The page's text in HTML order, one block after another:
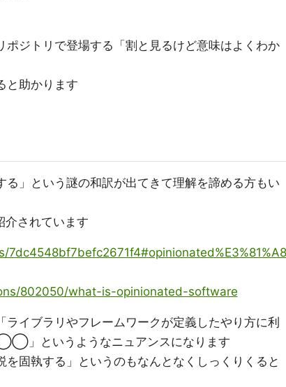
ジトリで登場する「割と見るけど意味はよくわか
と助かります
」という謎の和訳が出てきて理解を諦める方もい
されています
802050/what-is-opinionated-software
イブラリやフレームワークが定義したやり方に利
」というようなニュアンスになります
固執する」というのもなんとなくしっくりくると